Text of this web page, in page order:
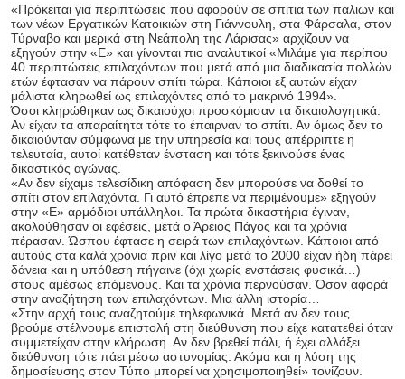
«Πρόκειται για περιπτώσεις που αφορούν σε σπίτια των παλιών και
των νέων Εργατικών Κατοικιών στη Γιάννουλη, στα Φάρσαλα, στον
Τύρναβο και μερικά στη Νεάπολη της Λάρισας» αρχίζουν να
εξηγούν στην «Ε» και γίνονται πιο αναλυτικοί «Μιλάμε για περίπου
40 περιπτώσεις επιλαχόντων που μετά από μια διαδικασία πολλών
ετών έφτασαν να πάρουν σπίτι τώρα. Κάποιοι εξ αυτών είχαν
μάλιστα κληρωθεί ως επιλαχόντες από το μακρινό 1994».
Όσοι κληρώθηκαν ως δικαιούχοι προσκόμισαν τα δικαιολογητικά.
Αν είχαν τα απαραίτητα τότε το έπαιρναν το σπίτι. Αν όμως δεν το
δικαιούνταν σύμφωνα με την υπηρεσία και τους απέρριπτε η
τελευταία, αυτοί κατέθεταν ένσταση και τότε ξεκινούσε ένας
δικαστικός αγώνας.
«Αν δεν είχαμε τελεσίδικη απόφαση δεν μπορούσε να δοθεί το
σπίτι στον επιλαχόντα. Γι αυτό έπρεπε να περιμένουμε» εξηγούν
στην «Ε» αρμόδιοι υπάλληλοι. Τα πρώτα δικαστήρια έγιναν,
ακολούθησαν οι εφέσεις, μετά ο Άρειος Πάγος και τα χρόνια
πέρασαν. Ώσπου έφτασε η σειρά των επιλαχόντων. Κάποιοι από
αυτούς στα καλά χρόνια πριν και λίγο μετά το 2000 είχαν ήδη πάρει
δάνεια και η υπόθεση πήγαινε (όχι χωρίς ενστάσεις φυσικά…)
στους αμέσως επόμενους. Και τα χρόνια περνούσαν. Όσον αφορά
στην αναζήτηση των επιλαχόντων. Μια άλλη ιστορία…
«Στην αρχή τους αναζητούμε τηλεφωνικά. Μετά αν δεν τους
βρούμε στέλνουμε επιστολή στη διεύθυνση που είχε κατατεθεί όταν
συμμετείχαν στην κλήρωση. Αν δεν βρεθεί πάλι, ή έχει αλλάξει
διεύθυνση τότε πάει μέσω αστυνομίας. Ακόμα και η λύση της
δημοσίευσης στον Τύπο μπορεί να χρησιμοποιηθεί» τονίζουν.